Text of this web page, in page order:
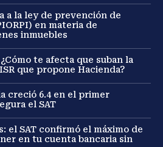
a la ley de prevención de
en materia de
inmuebles
te afecta que suban la
que propone Hacienda?
creció 6.4 en el primer
el SAT
el SAT confirmó el máximo de
en tu cuenta bancaria sin